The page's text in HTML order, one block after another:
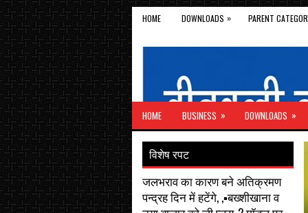
HOME DOWNLOADS » PARENT
HOME BUSINESS » DOWNLOADS »
विशेष रपट
जलभराव का कारण बने अतिक्रमण
पन्द्रह दिन में हटेंगे, ,▪️बख्शीखाना व